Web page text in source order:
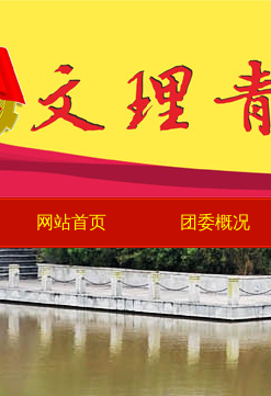
网站首页 团委概况